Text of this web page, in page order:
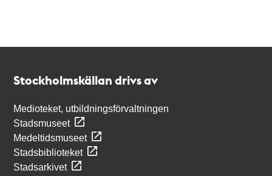
Stockholmskällan drivs av
Medioteket, utbildningsförvaltningen
Stadsmuseet
Medeltidsmuseet
Stadsbiblioteket
Stadsarkivet